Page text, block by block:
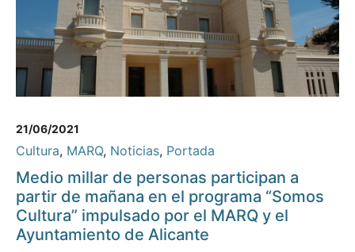
21/06/2021
Cultura, MARQ, Noticias, Portada
Medio millar de personas participan a
partir de mañana en el programa “Somos
Cultura” impulsado por el MARQ y el
Ayuntamiento de Alicante